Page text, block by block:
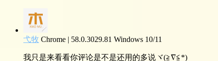
弋牧 Chrome | 58.0.3029.81 Windows 10/11
我只是来看看你评论是不是还用的多说ヾ(≧∇≦*)ゝ